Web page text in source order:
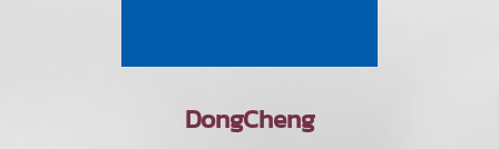
DongCheng